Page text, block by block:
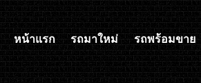
หน้าแรก รถมาใหม่ รถพร้อมขาย